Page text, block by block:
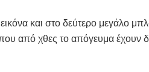
εικόνα και στο δεύτερο μεγάλο
από χθες το απόγευμα έχουν